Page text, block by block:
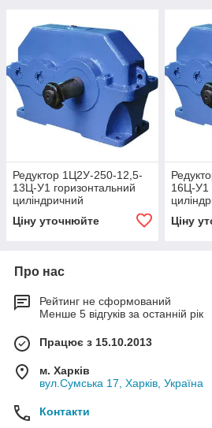
Редуктор 1Ц2У-250-12,5-
13Ц-У1 горизонтальний
циліндричний
Ціну уточнюйте
16Ц-У1
Ціну
Про нас
Рейтинг не сформований
Менше 5 відгуків за останній рік
Працює з 15.10.2013
м. Харків
вул.Сумська 17, Харків, Україна
Контакти